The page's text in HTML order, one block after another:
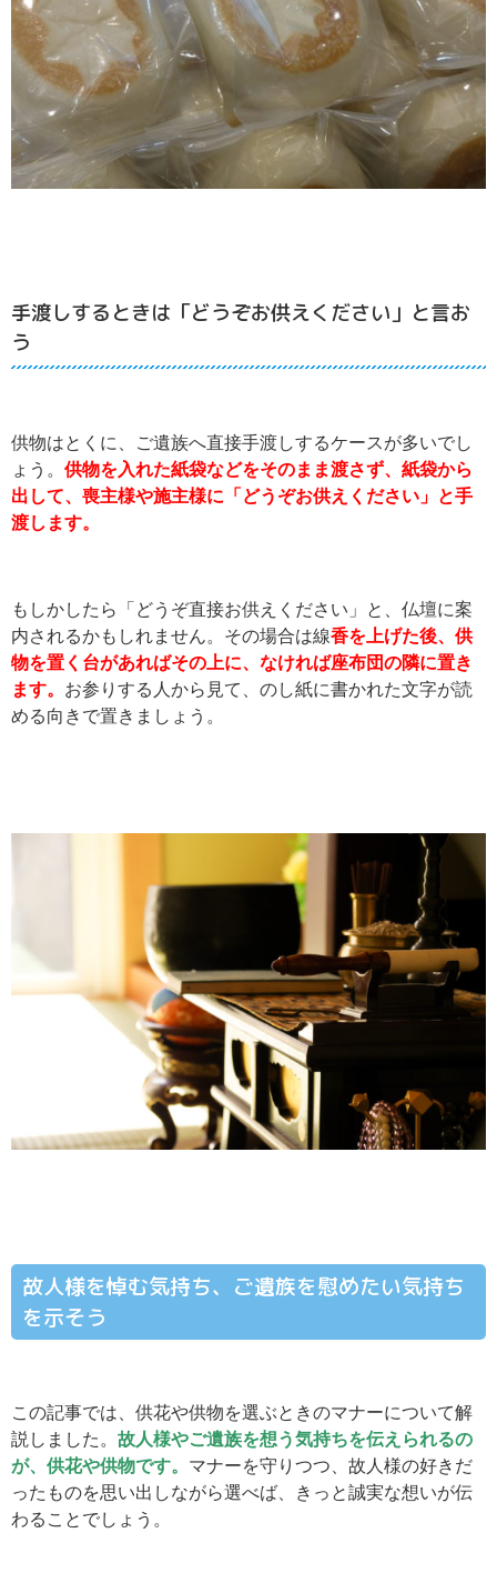
手渡しするときは「どうぞお供えください」と言お
う
供物はとくに、ご遺族へ直接手渡しするケースが多いでし
ょう。 供物を入れた紙袋などをそのまま渡さず、紙袋から
出して、喪主様や施主様に「どうぞお供えください」と手
渡します。
もしかしたら「どうぞ直接お供えください」と、仏壇に案
内されるかもしれません。その場合は線香を上げた後、供
物を置く台があればその上に、なければ座布団の隣に置き
ます。 お参りする人から見て、のし紙に書かれた文字が読
める向きで置きましょう。
故人様を悼む気持ち、ご遺族を慰めたい気持ち
を示そう
この記事では、供花や供物を選ぶときのマナーについて解
説しました。 故人様やご遺族を想う気持ちを伝えられるの
が、供花や供物です。 マナーを守りつつ、故人様の好きだ
ったものを思い出しながら選べば、きっと誠実な想いが伝
わることでしょう。